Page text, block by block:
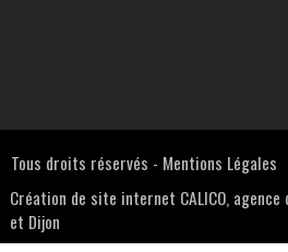
Tous droits réservés - Mentions Légales
Création de site internet CALICO, agence
et Dijon